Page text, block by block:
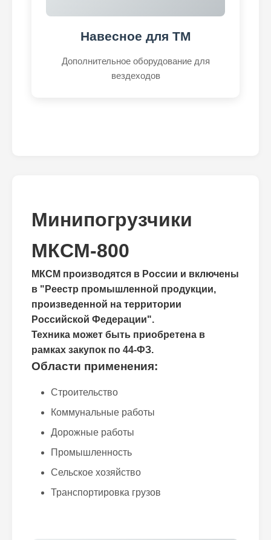
Навесное для ТМ
Дополнительное оборудование для
вездеходов
Минипогрузчики
МКСМ-800
МКСМ производятся в России и включены
в "Реестр промышленной продукции,
произведенной на территории
Российской Федерации".
Техника может быть приобретена в
рамках закупок по 44-ФЗ.
Области применения:
Строительство
Коммунальные работы
Дорожные работы
Промышленность
Сельское хозяйство
Транспортировка грузов